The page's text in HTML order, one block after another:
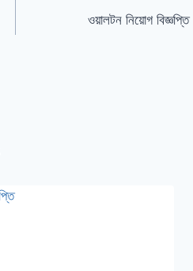
ওয়ালটন নিয়োগ বিজ্ঞপ্তি